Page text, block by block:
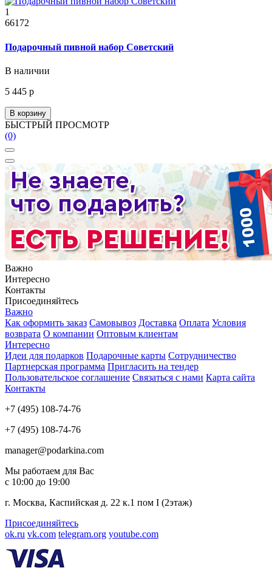
1
66172
Подарочный пивной набор Советский
В наличии
5 445 р
В корзину
БЫСТРЫЙ ПРОСМОТР
(0)
Важно
Интересно
Контакты
Присоединяйтесь
Важно
Как оформить заказ Самовывоз Доставка Оплата Условия
возврата О компании Оптовым клиентам
Интересно
Идеи для подарков Подарочные карты Сотрудничество
Партнерская программа Пригласить на тендер
Пользовательское соглашение Связаться с нами Карта сайта
Контакты
+7 (495) 108-74-76
+7 (495) 108-74-76
manager@podarkina.com
Мы работаем для Вас
с 10:00 до 19:00
г. Москва, Каспийская д. 22 к.1 пом I (2этаж)
Присоединяйтесь
ok.ru vk.com telegram.org youtube.com